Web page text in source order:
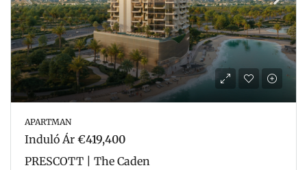
APARTMAN
Induló Ár €419,400
PRESCOTT | The Caden